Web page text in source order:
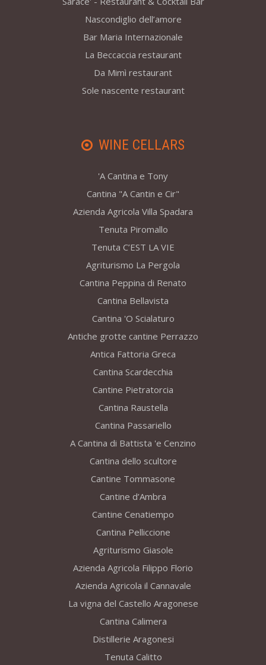
Nascondiglio dell’amore
Bar Maria Internazionale
La Beccaccia restaurant
Da Mimì restaurant
Sole nascente restaurant
WINE CELLARS
'A Cantina e Tony
Cantina "A Cantin e Cir"
Azienda Agricola Villa Spadara
Tenuta Piromallo
Tenuta C’EST LA VIE
Agriturismo La Pergola
Cantina Peppina di Renato
Cantina Bellavista
Cantina 'O Scialaturo
Antiche grotte cantine Perrazzo
Antica Fattoria Greca
Cantina Scardecchia
Cantine Pietratorcia
Cantina Raustella
Cantina Passariello
A Cantina di Battista 'e Cenzino
Cantina dello scultore
Cantine Tommasone
Cantine d’Ambra
Cantine Cenatiempo
Cantina Pelliccione
Agriturismo Giasole
Azienda Agricola Filippo Florio
Azienda Agricola il Cannavale
La vigna del Castello Aragonese
Cantina Calimera
Distillerie Aragonesi
Tenuta Calitto